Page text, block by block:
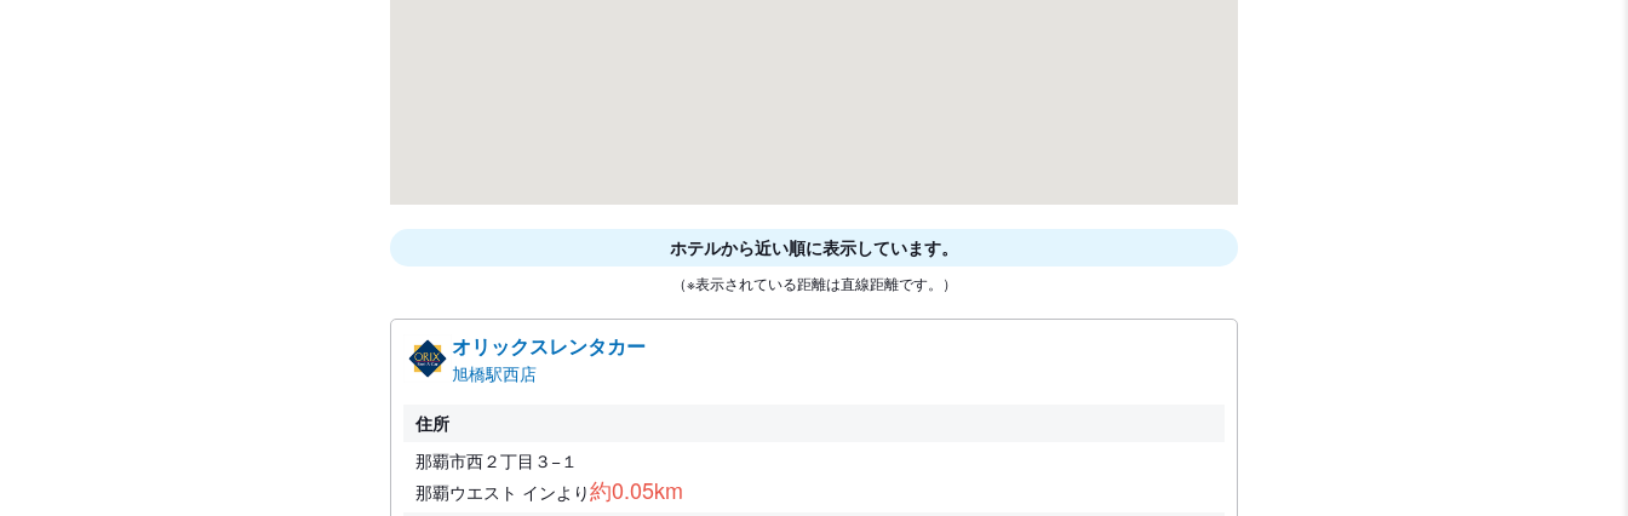
ホテルから近い順に表示しています。
（※表示されている距離は直線距離です。）
オリックスレンタカー
旭橋駅西店
住所
那覇市西２丁目３−１
那覇ウエスト インより約0.05km